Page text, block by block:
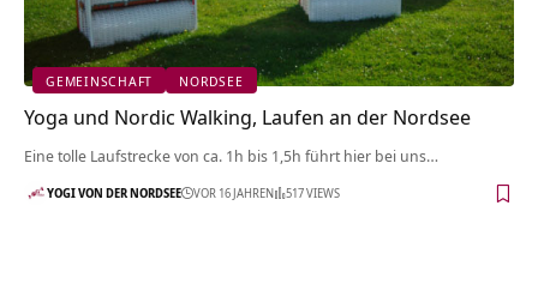
GEMEINSCHAFT NORDSEE
Yoga und Nordic Walking, Laufen an der Nordsee
Eine tolle Laufstrecke von ca. 1h bis 1,5h führt hier bei uns…
YOGI VON DER NORDSEE VOR 16 JAHREN 517 VIEWS